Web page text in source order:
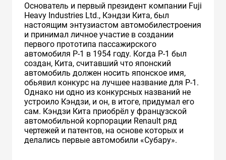
Основатель и первый президент компании Fuji
Heavy Industries Ltd., Кэндзи Кита, был
настоящим энтузиастом автомобилестроения
и принимал личное участие в создании
первого прототипа пассажирского
автомобиля Р-1 в 1954 году. Когда P-1 был
создан, Кита, считавший что японский
автомобиль должен носить японское имя,
обьявил конкурс на лучшее название для P-1.
Однако ни одно из конкурсных названий не
устроило Кэндзи, и он, в итоге, придумал его
сам. Кэндзи Кита приобрёл у французской
автомобильной корпорации Renault ряд
чертежей и патентов, на основе которых и
делались первые автомобили «Субару».